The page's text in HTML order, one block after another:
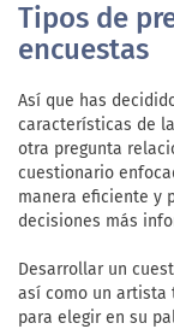
Tipos de
encuestas
Así que has
características de
otra pregunta
cuestionario
manera eficiente y
decisiones más
Desarrollar un
así como un artista
para elegir en su